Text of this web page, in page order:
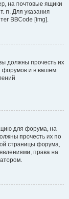
на почтовые ящики
п. Для указания
BBCode [img].
должны прочесть их
форумов и в вашем
для форума, на
прочесть их по
страницы форума,
права на